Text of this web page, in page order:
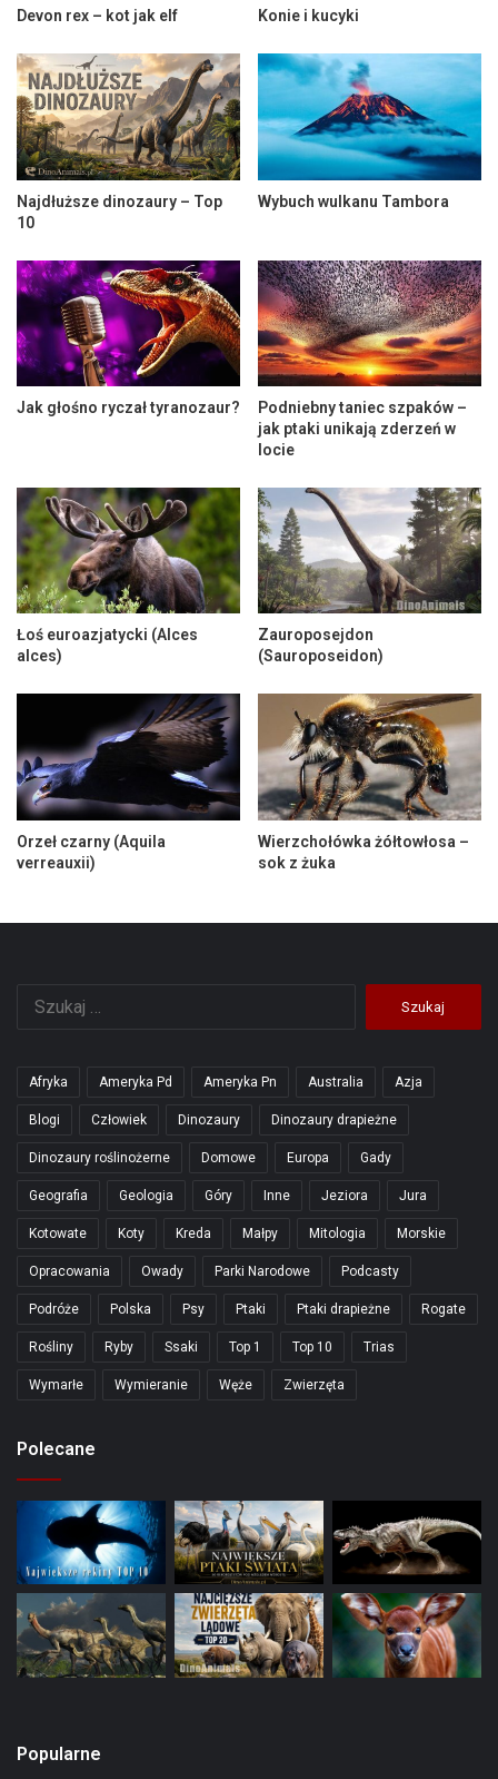
Devon rex – kot jak elf Konie i kucyki
Najdłuższe dinozaury – Top
10
Wybuch wulkanu Tambora
Jak głośno ryczał tyranozaur?
Podniebny taniec szpaków –
jak ptaki unikają zderzeń w
locie
Łoś euroazjatycki (Alces
alces)
Zauroposejdon
(Sauroposeidon)
Orzeł czarny (Aquila
verreauxii)
Wierzchołówka żółtowłosa –
sok z żuka
Afryka Ameryka Pd Ameryka Pn Australia Azja
Blogi Człowiek Dinozaury Dinozaury drapieżne
Dinozaury roślinożerne Domowe Europa Gady
Geografia Geologia Góry Inne Jeziora Jura
Kotowate Koty Kreda Małpy Mitologia Morskie
Opracowania Owady Parki Narodowe Podcasty
Podróże Polska Psy Ptaki Ptaki drapieżne Rogate
Rośliny Ryby Ssaki Top 1 Top 10 Trias
Wymarłe Wymieranie Węże Zwierzęta
Polecane
Popularne